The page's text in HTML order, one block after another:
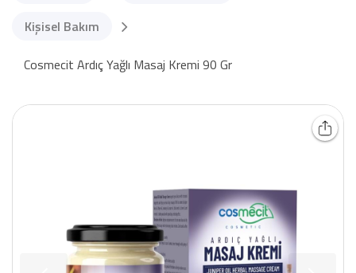
Kişisel Bakım
Cosmecit Ardıç Yağlı Masaj Kremi 90 Gr